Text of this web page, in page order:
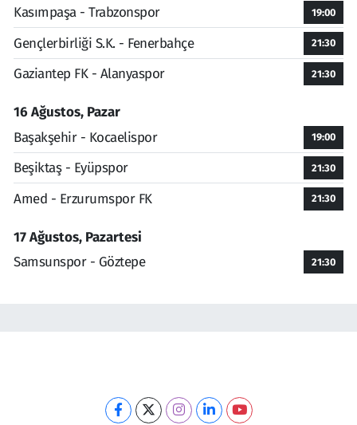
Kasımpaşa - Trabzonspor 19:00
Gençlerbirliği S.K. - Fenerbahçe 21:30
Gaziantep FK - Alanyaspor 21:30
16 Ağustos, Pazar
Başakşehir - Kocaelispor
19:00
Beşiktaş - Eyüpspor 21:30
Amed - Erzurumspor FK 21:30
17 Ağustos, Pazartesi
Samsunspor - Göztepe
21:30